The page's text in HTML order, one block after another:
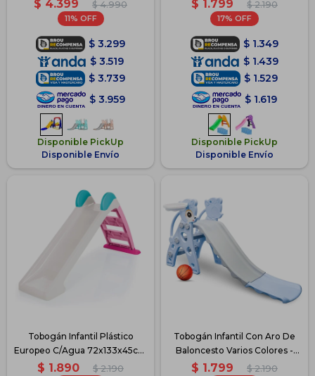
$ 4.399 $ 4.990
11
$ 3.299
$ 3.519
$ 3.739
$ 3.959
Disponible PickUp
Disponible Envío
$ 1.799 $ 2.190
17
$ 1.349
$ 1.439
$ 1.529
$ 1.619
Disponible PickUp
Disponible Envío
Tobogán Infantil Plástico
Europeo C/Agua 72x133x45cm
- Rosa
$ 1.890 $ 2.190
Tobogán Infantil Con Aro De
Baloncesto Varios Colores -
Azul
$ 1.799 $ 2.190